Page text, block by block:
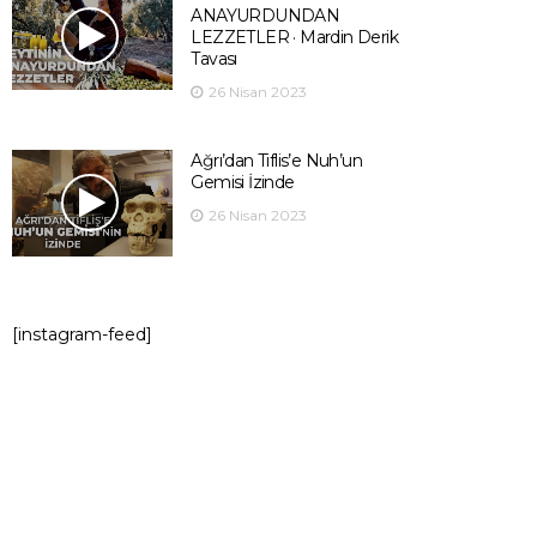
ANAYURDUNDAN
LEZZETLER · Mardin Derik
Tavası
26 Nisan 2023
Ağrı’dan Tiflis’e Nuh’un
Gemisi İzinde
26 Nisan 2023
[instagram-feed]